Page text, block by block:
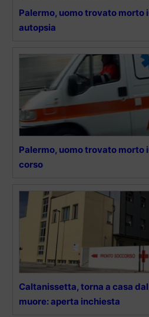
Palermo, uomo trovato morto
autopsia
Palermo, uomo trovato morto
corso
Caltanissetta, torna a casa
muore: aperta inchiesta